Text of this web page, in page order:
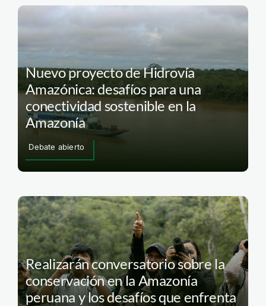
Nuevo proyecto de Hidrovía
Amazónica: desafíos para una
conectividad sostenible en la
Amazonía
Debate abierto
Realizarán conversatorio sobre la
conservación en la Amazonía
peruana y los desafíos que enfrenta